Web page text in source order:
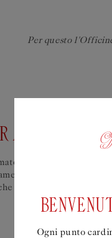
Per questo
AGRUMATO E
e rinvigorente, rivela
ornati di patchouli
richiama in un
NATURA MORTA
Ogni punto